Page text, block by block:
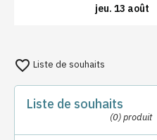
jeu. 13 août
favorite_border Liste de souhaits
Liste de souhaits
(0)produit